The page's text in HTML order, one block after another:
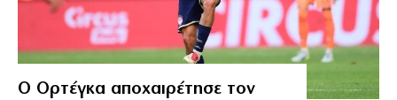
Ο Ορτέγκα αποχαιρέτησε τον